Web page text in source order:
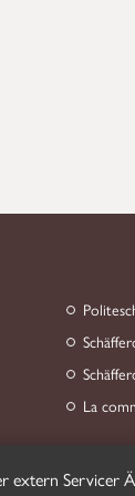
La
extern Servicer